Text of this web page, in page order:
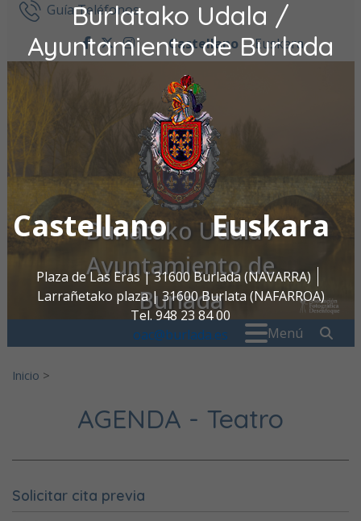
Burlatako Udala /
Ayuntamiento de Burlada
Castellano Euskara
Plaza de Las Eras | 31600 Burlada (NAVARRA)
Larrañetako plaza | 31600 Burlata (NAFARROA)
Tel. 948 23 84 00
oac@burlada.es
Ir al contenidoGuía Teléfonos
facebook
twitter
instagram
Castellano Euskara
Burlatako Udala /
Ayuntamiento de
Burlada
Menú
Inicio >
AGENDA - Teatro
Solicitar cita previa